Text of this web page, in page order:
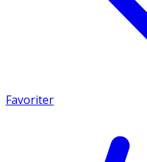
Favoriter